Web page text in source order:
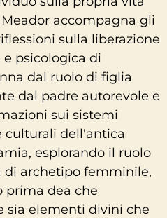
accompagna gli
sulla liberazione
psicologica di
dal ruolo di figlia
dal padre autorevole e
sui sistemi
culturali dell'antica
esplorando il ruolo
di archetipo femminile,
prima dea che
sia elementi divini che